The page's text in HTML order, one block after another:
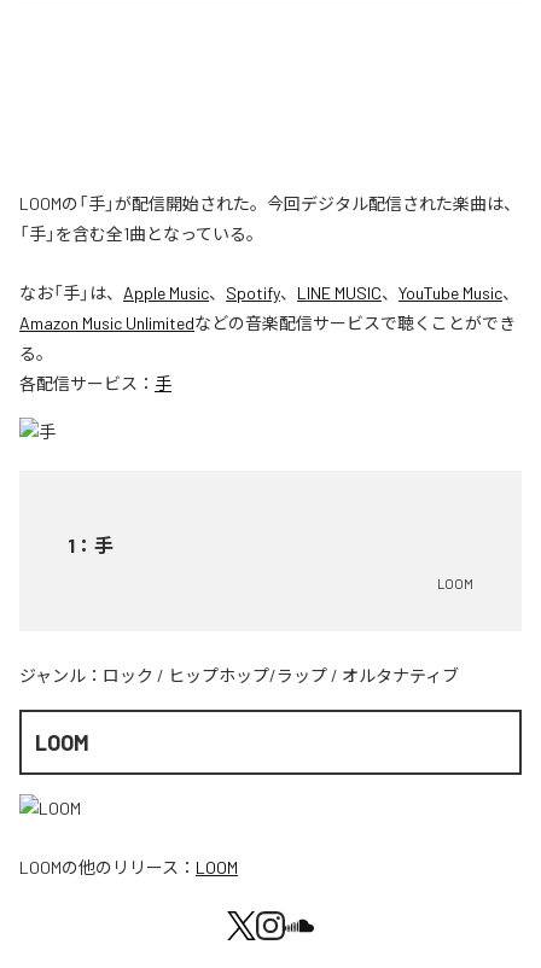
LOOMの「手」が配信開始された。今回デジタル配信された楽曲は、
「手」を含む全1曲となっている。
なお「手」は、 Apple Music、 Spotify、 LINE MUSIC、 YouTube Music、
Amazon Music Unlimitedなどの音楽配信サービスで聴くことができ
る。
各配信サービス： 手
1 ： 手
LOOM
ジャンル： ロック / ヒップホップ/ラップ / オルタナティブ
LOOM
LOOMの他のリリース： LOOM